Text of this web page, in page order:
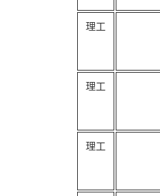
理工
理工
理工